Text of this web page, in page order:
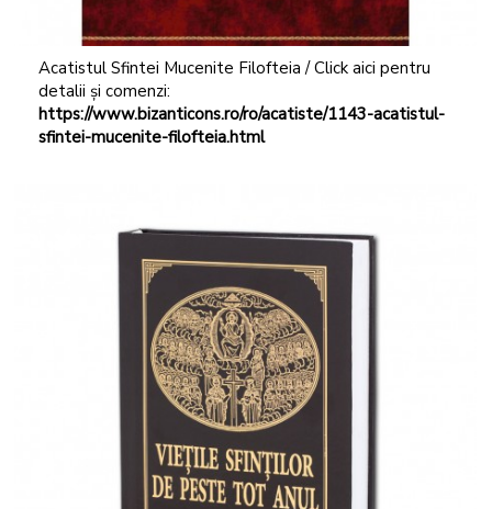
Acatistul Sfintei Mucenite Filofteia / Click aici pentru
detalii și comenzi:
https://www.bizanticons.ro/ro/acatiste/1143-acatistul-
sfintei-mucenite-filofteia.html